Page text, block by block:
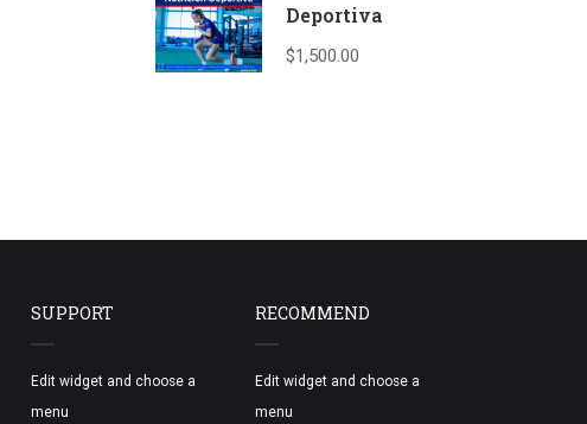
Deportiva
$1,500.00
SUPPORT
Edit widget and choose a
menu
RECOMMEND
Edit widget and choose a
menu